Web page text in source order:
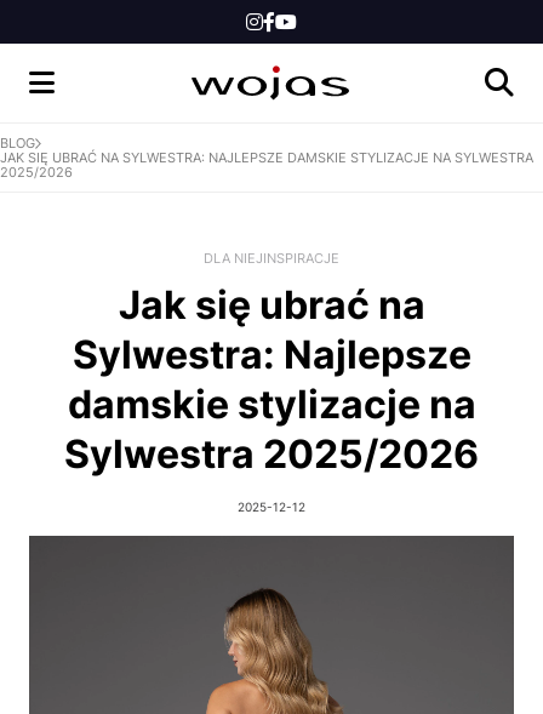
NEWS
BLOG
JAK SIĘ UBRAĆ NA SYLWESTRA: NAJLEPSZE DAMSKIE STYLIZACJE NA SYLWESTRA
2025/2026
DLA NIEJINSPIRACJE
Jak się ubrać na
Sylwestra: Najlepsze
damskie stylizacje na
Sylwestra 2025/2026
2025-12-12